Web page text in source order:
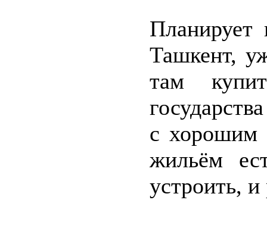
Планирует
Ташкент,
там
с хорошим
жильём
устроить, и